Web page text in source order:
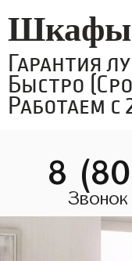
Шкафы
Гарантия
Быстро
Работаем с
8
Звонок